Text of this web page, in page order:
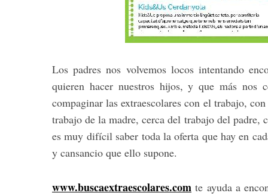
Los padres nos volvemos locos intentando
quieren hacer nuestros hijos, y que más nos
compaginar las extraescolares con el trabajo,
trabajo de la madre, cerca del trabajo del padre,
es muy difícil saber toda la oferta que hay en
y cansancio que ello supone.
www.buscaextraescolares.com te ayuda a